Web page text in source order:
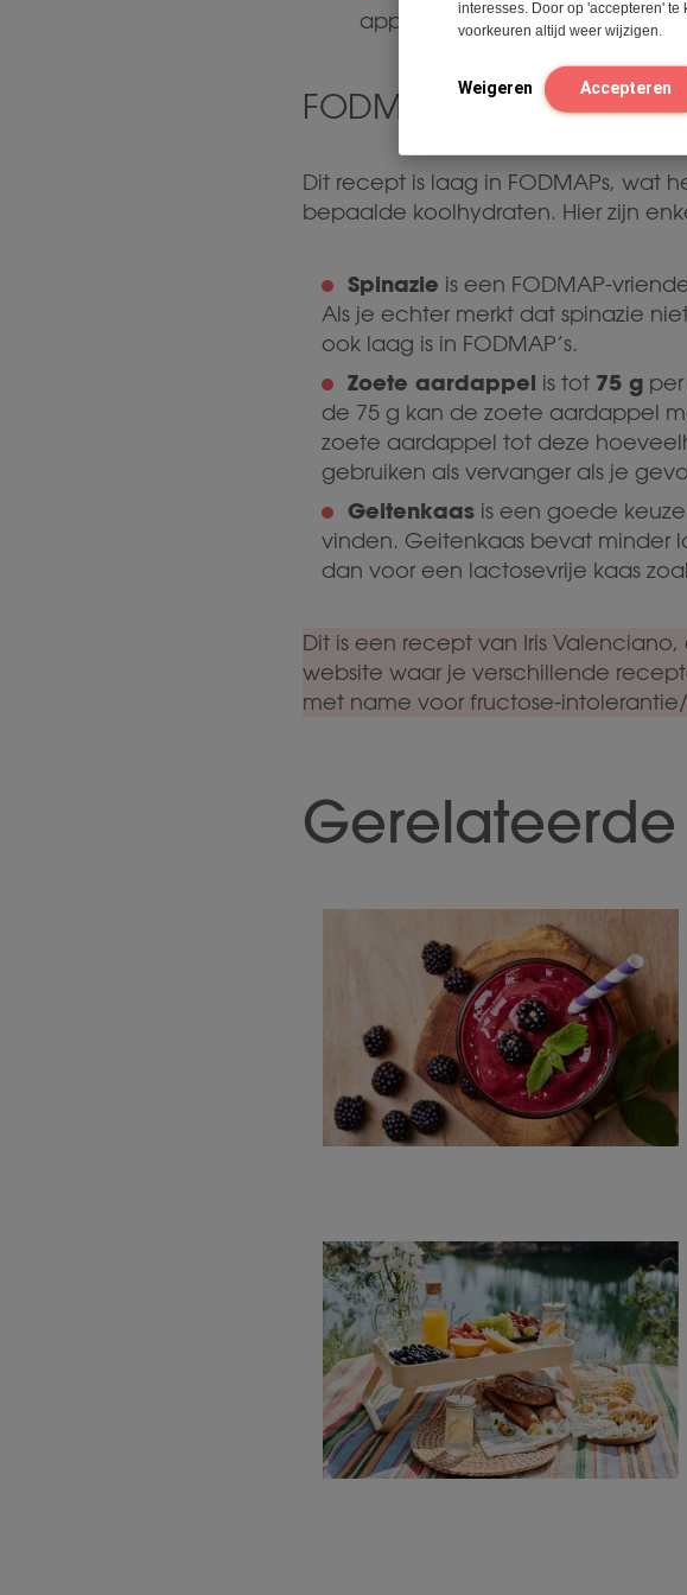
interesses. Door op 'accepteren'
voorkeuren altijd weer wijzigen.
Weigeren Accepteren
apparaat.
FODMAPs:
Dit recept is laag in FODMAPs, wat
bepaalde koolhydraten. Hier zijn
Spinazie is een FODMAP-
Als je echter merkt dat spinazie
ook laag is in FODMAP’s.
Zoete aardappel is tot 75 g
de 75 g kan de zoete aardappel
zoete aardappel tot deze
gebruiken als vervanger als je
Geitenkaas is een goede
vinden. Geitenkaas bevat minder
dan voor een lactosevrije kaas
Dit is een recept van Iris
website waar je verschillende
met name voor fructose-